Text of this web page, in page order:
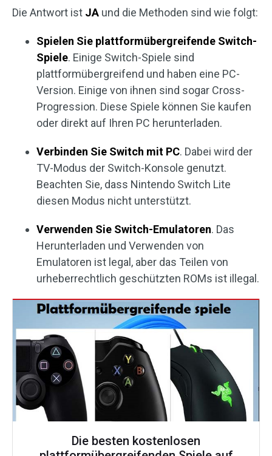
Die Antwort ist JA und die Methoden sind wie folgt:
Spielen Sie plattformübergreifende Switch-
Spiele. Einige Switch-Spiele sind
plattformübergreifend und haben eine PC-
Version. Einige von ihnen sind sogar Cross-
Progression. Diese Spiele können Sie kaufen
oder direkt auf Ihren PC herunterladen.
Verbinden Sie Switch mit PC. Dabei wird der
TV-Modus der Switch-Konsole genutzt.
Beachten Sie, dass Nintendo Switch Lite
diesen Modus nicht unterstützt.
Verwenden Sie Switch-Emulatoren. Das
Herunterladen und Verwenden von
Emulatoren ist legal, aber das Teilen von
urheberrechtlich geschützten ROMs ist illegal.
Die besten kostenlosen